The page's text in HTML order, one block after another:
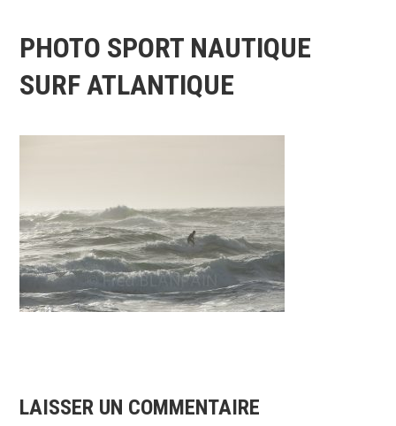
PHOTO SPORT NAUTIQUE
SURF ATLANTIQUE
LAISSER UN COMMENTAIRE